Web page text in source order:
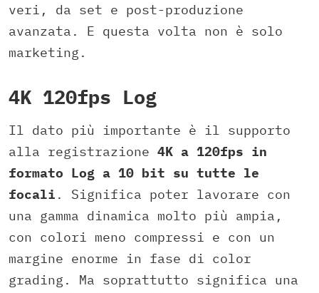
veri, da set e post-produzione
avanzata. E questa volta non è solo
marketing.
4K 120fps Log
Il dato più importante è il supporto
alla registrazione 4K a 120fps in
formato Log a 10 bit su tutte le
focali . Significa poter lavorare con
una gamma dinamica molto più ampia,
con colori meno compressi e con un
margine enorme in fase di color
grading. Ma soprattutto significa una